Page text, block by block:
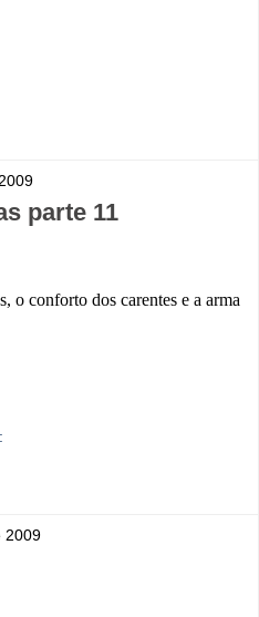
parte 11
o conforto dos carentes e a arma
2009